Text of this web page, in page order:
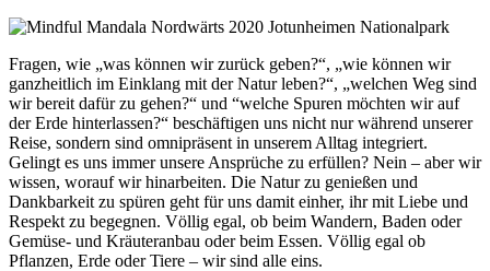
Fragen, wie „was können wir zurück geben?“, „wie können wir
ganzheitlich im Einklang mit der Natur leben?“, „welchen Weg sind
wir bereit dafür zu gehen?“ und “welche Spuren möchten wir auf
der Erde hinterlassen?“ beschäftigen uns nicht nur während unserer
Reise, sondern sind omnipräsent in unserem Alltag integriert.
Gelingt es uns immer unsere Ansprüche zu erfüllen? Nein – aber wir
wissen, worauf wir hinarbeiten. Die Natur zu genießen und
Dankbarkeit zu spüren geht für uns damit einher, ihr mit Liebe und
Respekt zu begegnen. Völlig egal, ob beim Wandern, Baden oder
Gemüse- und Kräuteranbau oder beim Essen. Völlig egal ob
Pflanzen, Erde oder Tiere – wir sind alle eins.